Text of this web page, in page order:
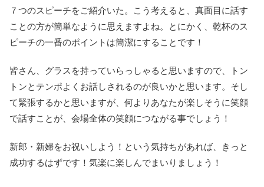
７つのスピーチをご紹介いた。こう考えると、真面目に話す
ことの方が簡単なように思えますよね。とにかく、乾杯のス
ピーチの一番のポイントは簡潔にすることです！
皆さん、グラスを持っていらっしゃると思いますので、トン
トンとテンポよくお話しされるのが良いかと思います。そし
て緊張するかと思いますが、何よりあなたが楽しそうに笑顔
で話すことが、会場全体の笑顔につながる事でしょう！
新郎・新婦をお祝いしよう！という気持ちがあれば、きっと
成功するはずです！気楽に楽しんでまいりましょう！